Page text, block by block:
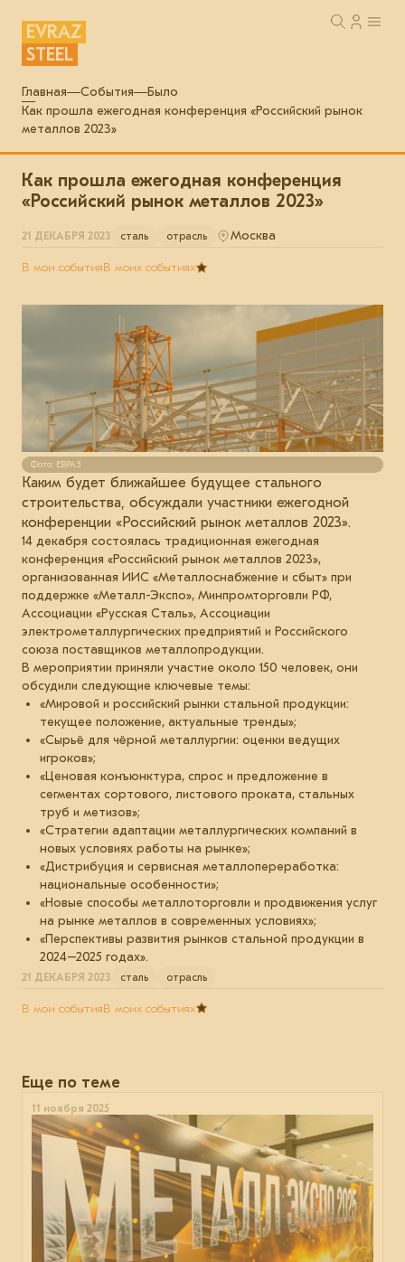
EVRAZ
STEEL
Главная События
Было
Как прошла ежегодная конференция «Российский рынок
металлов 2023»
Как прошла ежегодная конференция
«Российский рынок металлов 2023»
21 ДЕКАБРЯ 2023 сталь отрасль Москва
В мои событияВ моих событиях
Фото: ЕВРАЗ
Каким будет ближайшее будущее стального
строительства, обсуждали участники ежегодной
конференции «Российский рынок металлов 2023».
14 декабря состоялась традиционная ежегодная
конференция «Российский рынок металлов 2023»,
организованная ИИС «Металлоснабжение и сбыт» при
поддержке «Металл-Экспо», Минпромторговли РФ,
Ассоциации «Русская Сталь», Ассоциации
электрометаллургических предприятий и Российского
союза поставщиков металлопродукции.
В мероприятии приняли участие около 150 человек, они
обсудили следующие ключевые темы:
«Мировой и российский рынки стальной продукции:
текущее положение, актуальные тренды»;
«Сырьё для чёрной металлургии: оценки ведущих
игроков»;
«Ценовая конъюнктура, спрос и предложение в
сегментах сортового, листового проката, стальных
труб и метизов»;
«Стратегии адаптации металлургических компаний в
новых условиях работы на рынке»;
«Дистрибуция и сервисная металлопереработка:
национальные особенности»;
«Новые способы металлоторговли и продвижения услуг
на рынке металлов в современных условиях»;
«Перспективы развития рынков стальной продукции в
2024–2025 годах».
21 ДЕКАБРЯ 2023 сталь отрасль
В мои событияВ моих событиях
Еще по теме
11 ноября 2025